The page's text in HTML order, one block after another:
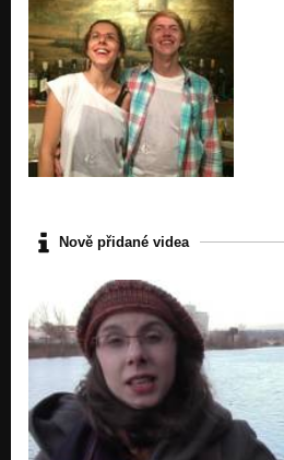
Nově přidané videa